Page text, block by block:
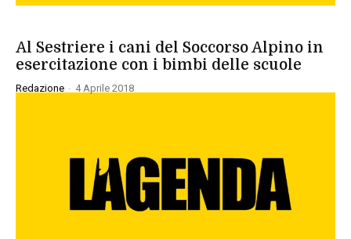
Al Sestriere i cani del Soccorso Alpino in
esercitazione con i bimbi delle scuole
Redazione - 4 Aprile 2018